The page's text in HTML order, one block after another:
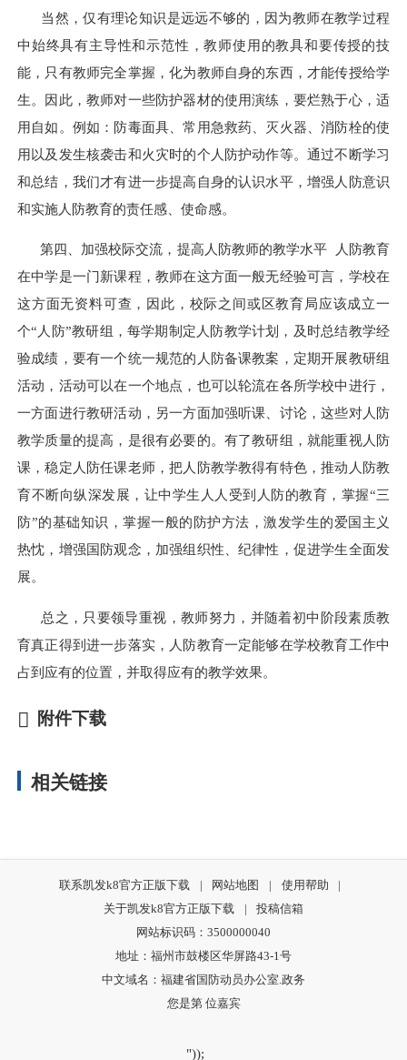
当然，仅有理论知识是远远不够的，因为教师在教学过程
中始终具有主导性和示范性，教师使用的教具和要传授的技
能，只有教师完全掌握，化为教师自身的东西，才能传授给学
生。因此，教师对一些防护器材的使用演练，要烂熟于心，适
用自如。例如：防毒面具、常用急救药、灭火器、消防栓的使
用以及发生核袭击和火灾时的个人防护动作等。通过不断学习
和总结，我们才有进一步提高自身的认识水平，增强人防意识
和实施人防教育的责任感、使命感。
第四、加强校际交流，提高人防教师的教学水平 人防教育
在中学是一门新课程，教师在这方面一般无经验可言，学校在
这方面无资料可查，因此，校际之间或区教育局应该成立一
个“人防”教研组，每学期制定人防教学计划，及时总结教学经
验成绩，要有一个统一规范的人防备课教案，定期开展教研组
活动，活动可以在一个地点，也可以轮流在各所学校中进行，
一方面进行教研活动，另一方面加强听课、讨论，这些对人防
教学质量的提高，是很有必要的。有了教研组，就能重视人防
课，稳定人防任课老师，把人防教学教得有特色，推动人防教
育不断向纵深发展，让中学生人人受到人防的教育，掌握“三
防”的基础知识，掌握一般的防护方法，激发学生的爱国主义
热忱，增强国防观念，加强组织性、纪律性，促进学生全面发
展。
总之，只要领导重视，教师努力，并随着初中阶段素质教
育真正得到进一步落实，人防教育一定能够在学校教育工作中
占到应有的位置，并取得应有的教学效果。
附件下载
相关链接
联系凯发k8官方正版下载 | 网站地图 | 使用帮助
|
关于凯发k8官方正版下载
|
投稿信箱
网站标识码：3500000040
地址：福州市鼓楼区华屏路43-1号
中文域名：福建省国防动员办公室.政务
您是第 位嘉宾
"));